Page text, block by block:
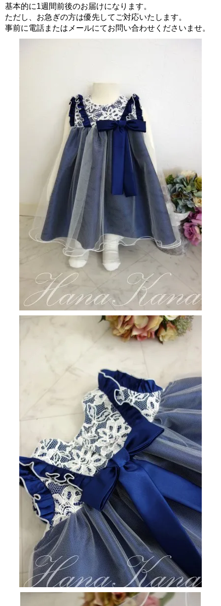
基本的に1週間前後のお届けになります。
ただし、お急ぎの方は優先してご対応いたします。
事前に電話またはメールにてお問い合わせくださいませ。